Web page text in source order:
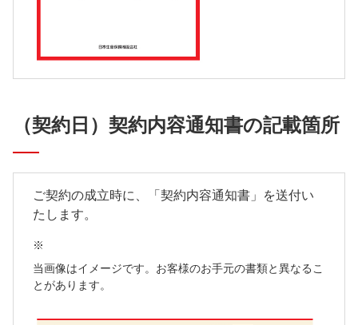
（契約日）契約内容通知書の記載箇所
ご契約の成立時に、「契約内容通知書」を送付い
たします。
※
当画像はイメージです。お客様のお手元の書類と異なるこ
とがあります。